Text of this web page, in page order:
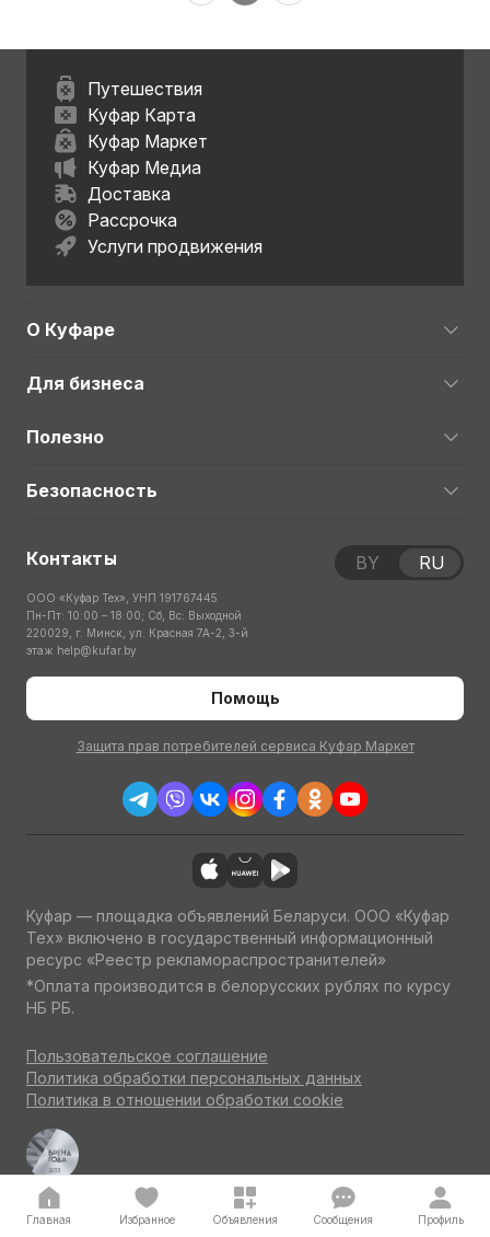
Путешествия
Куфар Карта
Куфар Маркет
Куфар Медиа
Доставка
Рассрочка
Услуги продвижения
О Куфаре
Для бизнеса
Полезно
Безопасность
Контакты
ООО «Куфар Тех», УНП 191767445
Пн-Пт: 10:00 – 18:00; Сб, Вс: Выходной
220029, г. Минск, ул. Красная 7А-2, 3-й
этаж help@kufar.by
Помощь
Защита прав потребителей сервиса Куфар Маркет
BY RU
Куфар — площадка объявлений Беларуси. ООО «Куфар
Тех» включено в государственный информационный
ресурс «Реестр рекламораспространителей»
*Оплата производится в белорусских рублях по курсу
НБ РБ.
Пользовательское соглашение
Политика обработки персональных данных
Политика в отношении обработки cookie
Куфар Авто — одна из ведущих площадок об авто
по итогам потребительского голосования на конкурсе
«Бренд года» 2023
Главная Избранное Объявления Сообщения Профиль